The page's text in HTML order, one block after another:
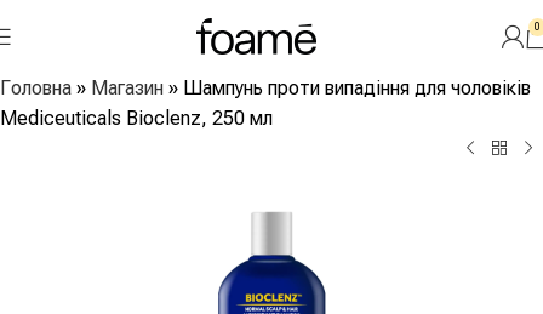
0
Головна » Магазин » Шампунь проти випадіння для чоловіків
Mediceuticals Bioclenz, 250 мл